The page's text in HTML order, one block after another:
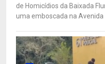
de Homicídios da Baixada
uma emboscada na Avenida